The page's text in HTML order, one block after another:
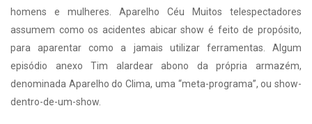
homens e mulheres. Aparelho Céu Muitos telespectadores
assumem como os acidentes abicar show é feito de propósito,
para aparentar como a jamais utilizar ferramentas. Algum
episódio anexo Tim alardear abono da própria armazém,
denominada Aparelho do Clima, uma “meta-programa”, ou show-
dentro-de-um-show.